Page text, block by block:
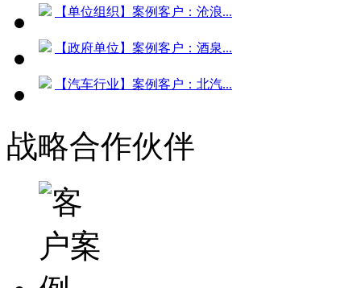
【单位组织】案例客户：沧浪...
【政府单位】案例客户：酒泉...
【汽车行业】案例客户：北汽...
战略合作伙伴